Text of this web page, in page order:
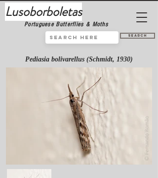
Lusoborboletas
Portuguese Butterflies & Moths
Search
Pediasia bolivarellus (Schmidt, 1930)